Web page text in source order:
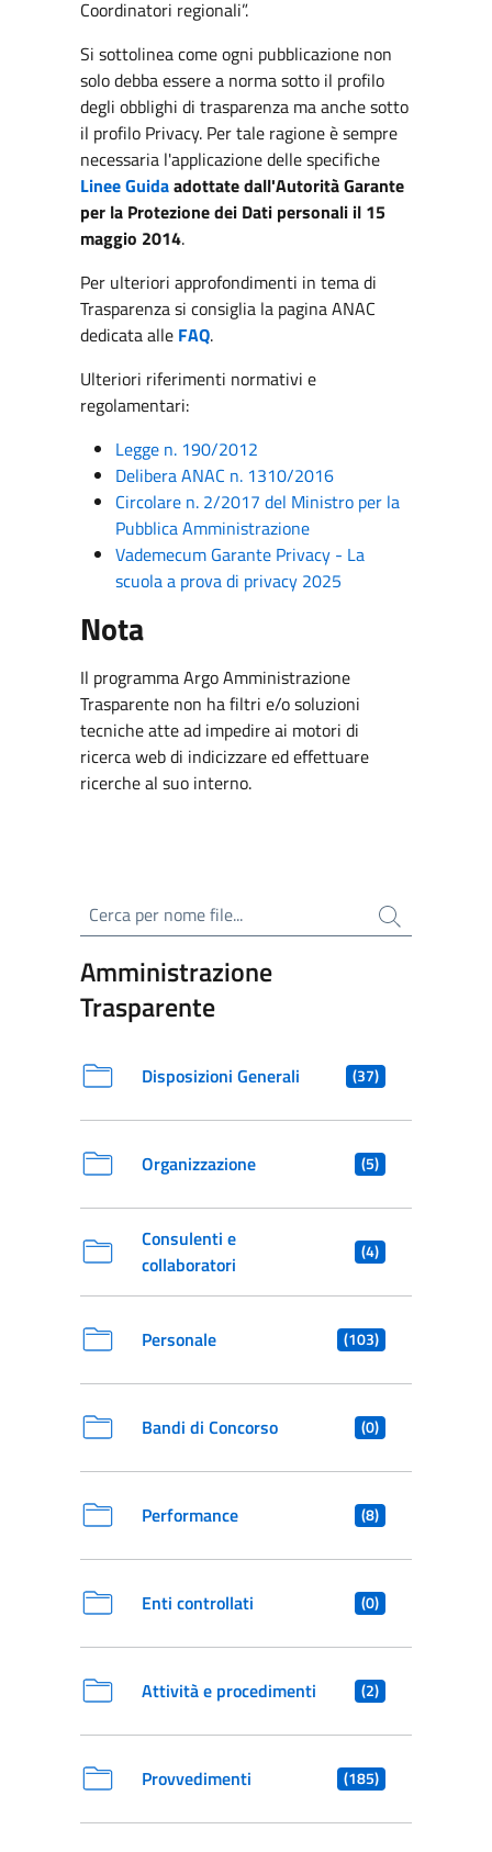
Coordinatori regionali”.
Si sottolinea come ogni pubblicazione non
solo debba essere a norma sotto il profilo
degli obblighi di trasparenza ma anche sotto
il profilo Privacy. Per tale ragione è sempre
necessaria l'applicazione delle specifiche
Linee Guidaadottate dall'Autorità Garante
per la Protezione dei Dati personali il 15
maggio 2014.
Per ulteriori approfondimenti in tema di
Trasparenza si consiglia la pagina ANAC
dedicata alle FAQ.
Ulteriori riferimenti normativi e
regolamentari:
Legge n. 190/2012
Delibera ANAC n. 1310/2016
Circolare n. 2/2017 del Ministro per la
Pubblica Amministrazione
Vademecum Garante Privacy - La
scuola a prova di privacy 2025
Nota
Il programma Argo Amministrazione
Trasparente non ha filtri e/o soluzioni
tecniche atte ad impedire ai motori di
ricerca web di indicizzare ed effettuare
ricerche al suo interno.
Cerca per nome file
Amministrazione
Trasparente
Disposizioni Generali (37)
Organizzazione (5)
Consulenti e
collaboratori
(4)
Personale (103)
Bandi di Concorso (0)
Performance (8)
Enti controllati (0)
Attività e procedimenti (2)
Provvedimenti (185)